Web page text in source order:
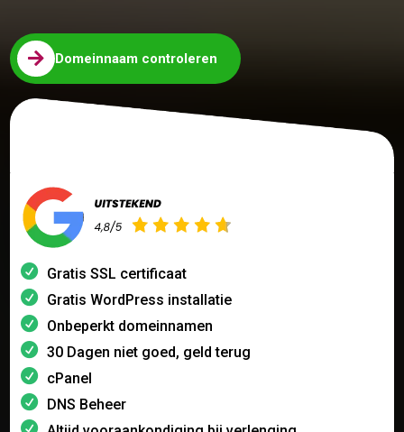
 Domeinnaam controleren
Gratis SSL certificaat
Gratis WordPress installatie
Onbeperkt domeinnamen
30 Dagen niet goed, geld terug
cPanel
DNS Beheer